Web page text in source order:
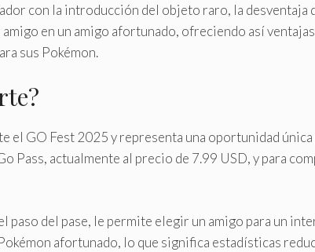
con la introducción del objeto raro, la
en un amigo afortunado, ofreciendo así
sus Pokémon.
el GO Fest 2025 y representa una oportunidad
Pass, actualmente al precio de 7.99 USD, y para
paso del pase, le permite elegir un amigo para un
afortunado, lo que significa estadísticas